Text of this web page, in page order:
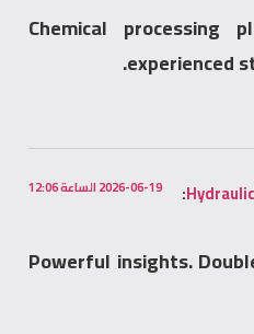
Chemical
: 2026-06-19 الساعة 12:06
Powerful insights.